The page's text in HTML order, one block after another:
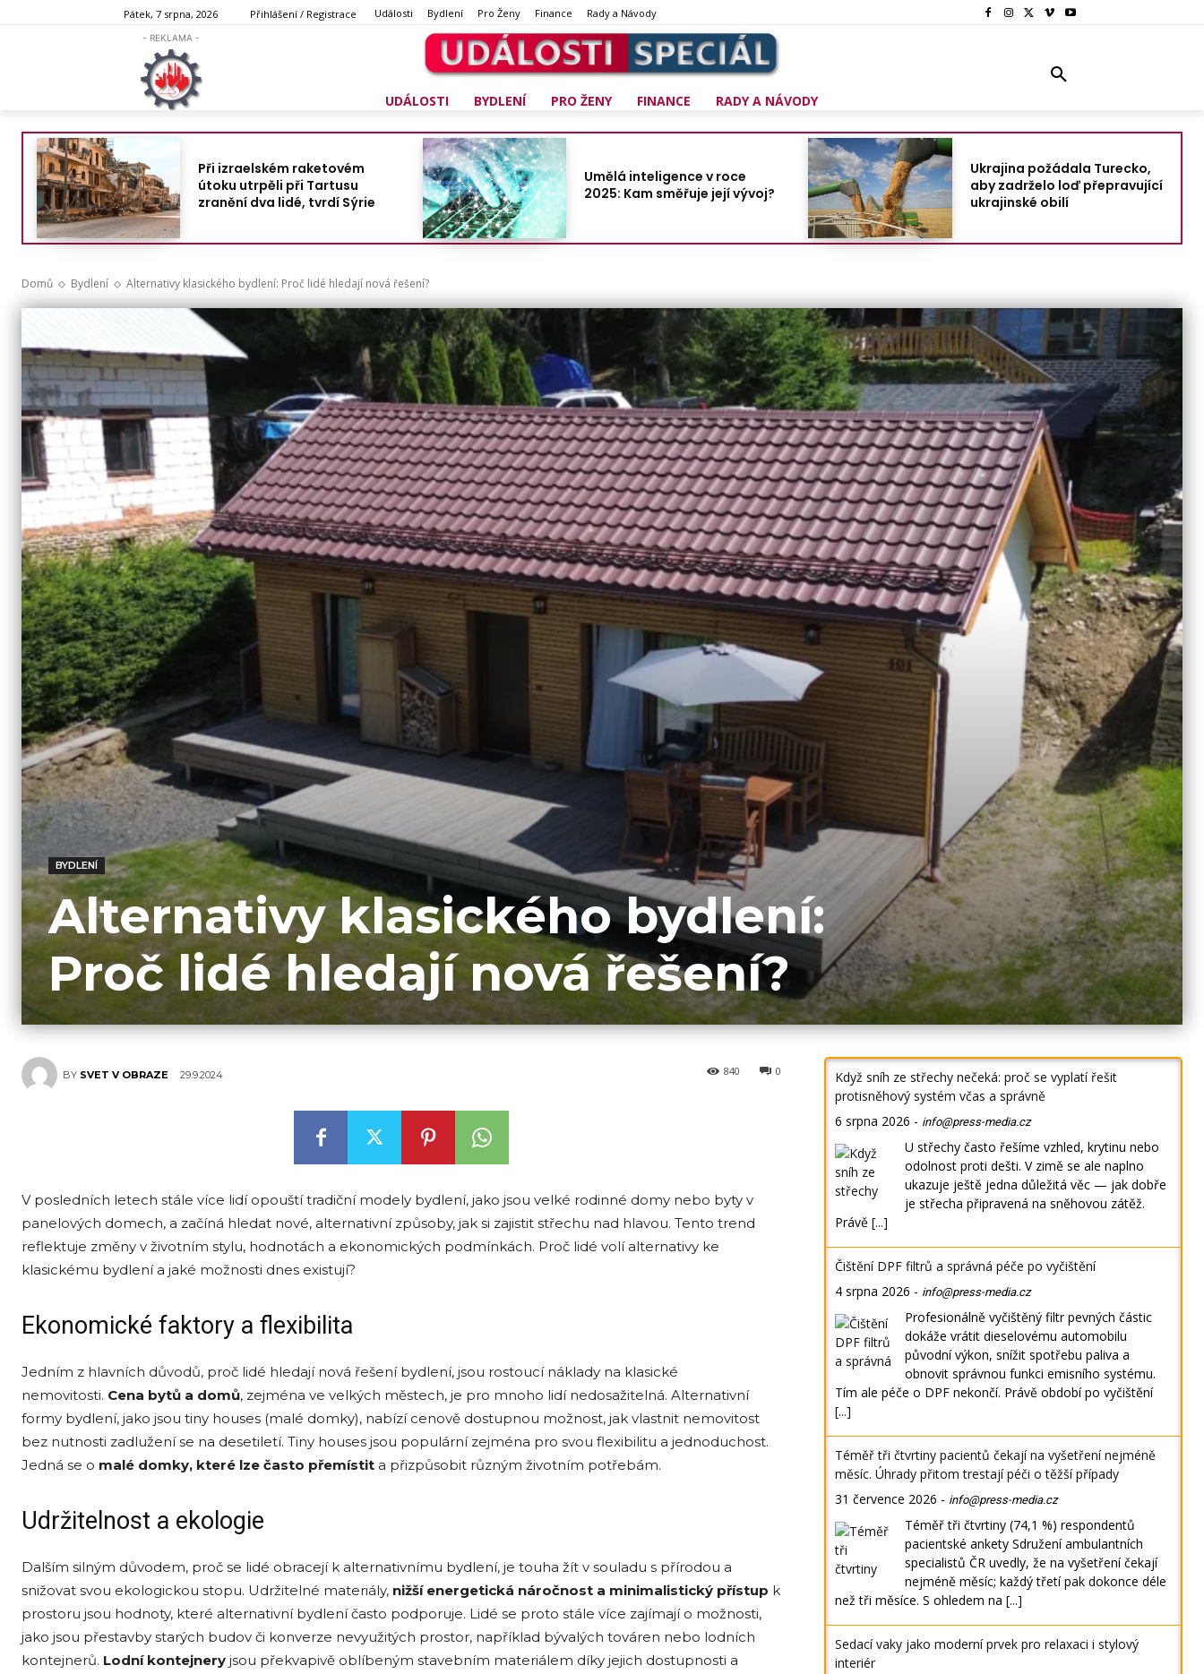
Pátek, 7 srpna, 2026 Přihlášení / Registrace Události Bydlení Pro Ženy Finance Rady a Návody
- REKLAMA -
UDÁLOSTI BYDLENÍ PRO ŽENY FINANCE RADY A NÁVODY
Při izraelském raketovém
útoku utrpěli při Tartusu
zranění dva lidé, tvrdí Sýrie
Umělá inteligence v roce
2025: Kam směřuje její vývoj?
Ukrajina požádala Turecko,
aby zadrželo loď přepravující
ukrajinské obilí
Domů Bydlení Alternativy klasického bydlení: Proč lidé hledají nová řešení?
BYDLENÍ
Alternativy klasického bydlení:
Proč lidé hledají nová řešení?
BY SVET V OBRAZE 29.9.2024 0
840
V posledních letech stále více lidí opouští tradiční modely bydlení, jako jsou velké rodinné domy nebo byty v
panelových domech, a začíná hledat nové, alternativní způsoby, jak si zajistit střechu nad hlavou. Tento trend
reflektuje změny v životním stylu, hodnotách a ekonomických podmínkách. Proč lidé volí alternativy ke
klasickému bydlení a jaké možnosti dnes existují?
Ekonomické faktory a flexibilita
Jedním z hlavních důvodů, proč lidé hledají nová řešení bydlení, jsou rostoucí náklady na klasické
nemovitosti. Cena bytů a domů, zejména ve velkých městech, je pro mnoho lidí nedosažitelná. Alternativní
formy bydlení, jako jsou tiny houses (malé domky), nabízí cenově dostupnou možnost, jak vlastnit nemovitost
bez nutnosti zadlužení se na desetiletí. Tiny houses jsou populární zejména pro svou flexibilitu a jednoduchost.
Jedná se o malé domky, které lze často přemístit a přizpůsobit různým životním potřebám.
Udržitelnost a ekologie
Dalším silným důvodem, proč se lidé obracejí k alternativnímu bydlení, je touha žít v souladu s přírodou a
snižovat svou ekologickou stopu. Udržitelné materiály, nižší energetická náročnost a minimalistický přístup k
prostoru jsou hodnoty, které alternativní bydlení často podporuje. Lidé se proto stále více zajímají o možnosti,
jako jsou přestavby starých budov či konverze nevyužitých prostor, například bývalých továren nebo lodních
kontejnerů. Lodní kontejnery jsou překvapivě oblíbeným stavebním materiálem díky jejich dostupnosti a
Když sníh ze střechy nečeká: proč se vyplatí řešit
protisněhový systém včas a správně
6 srpna 2026 - info@press-media.cz
U střechy často řešíme vzhled, krytinu nebo
odolnost proti dešti. V zimě se ale naplno
ukazuje ještě jedna důležitá věc — jak dobře
je střecha připravená na sněhovou zátěž.
Právě [...]
Čištění DPF filtrů a správná péče po vyčištění
4 srpna 2026 - info@press-media.cz
Profesionálně vyčištěný filtr pevných částic
dokáže vrátit dieselovému automobilu
původní výkon, snížit spotřebu paliva a
obnovit správnou funkci emisního systému.
Tím ale péče o DPF nekončí. Právě období po vyčištění
[...]
Téměř tři čtvrtiny pacientů čekají na vyšetření nejméně
měsíc. Úhrady přitom trestají péči o těžší případy
31 července 2026 - info@press-media.cz
Téměř tři čtvrtiny (74,1 %) respondentů
pacientské ankety Sdružení ambulantních
specialistů ČR uvedly, že na vyšetření čekají
nejméně měsíc; každý třetí pak dokonce déle
než tři měsíce. S ohledem na [...]
Sedací vaky jako moderní prvek pro relaxaci i stylový
interiér